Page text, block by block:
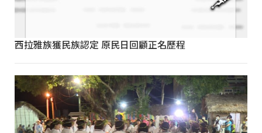
西拉雅族獲民族認定 原民日回顧正名歷程